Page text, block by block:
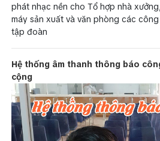
phát nhạc nền cho Tổ hợp nhà
máy sản xuất và văn phòng các
tập đoàn
Hệ thống âm thanh thông báo
cộng